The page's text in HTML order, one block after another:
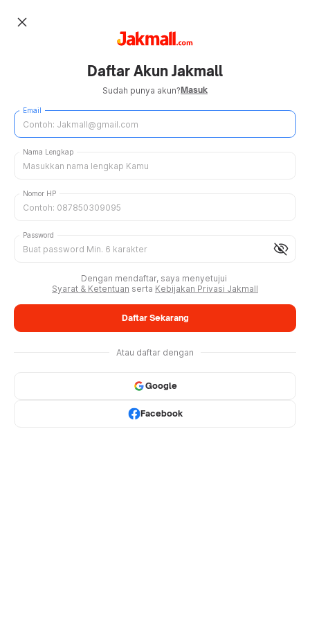
close
Daftar Akun Jakmall
Sudah punya akun?Masuk
Email
Nama Lengkap
Nomor HP
visibility_off
Password
Dengan mendaftar, saya menyetujui
Syarat & Ketentuan serta Kebijakan Privasi Jakmall
Daftar Sekarang
Atau daftar dengan
Google
Facebook